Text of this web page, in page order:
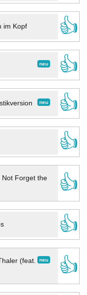
im Kopf
👍
neu
👍
neu
👍
👍
Not Forget the
👍
👍
neu
(feat.
👍